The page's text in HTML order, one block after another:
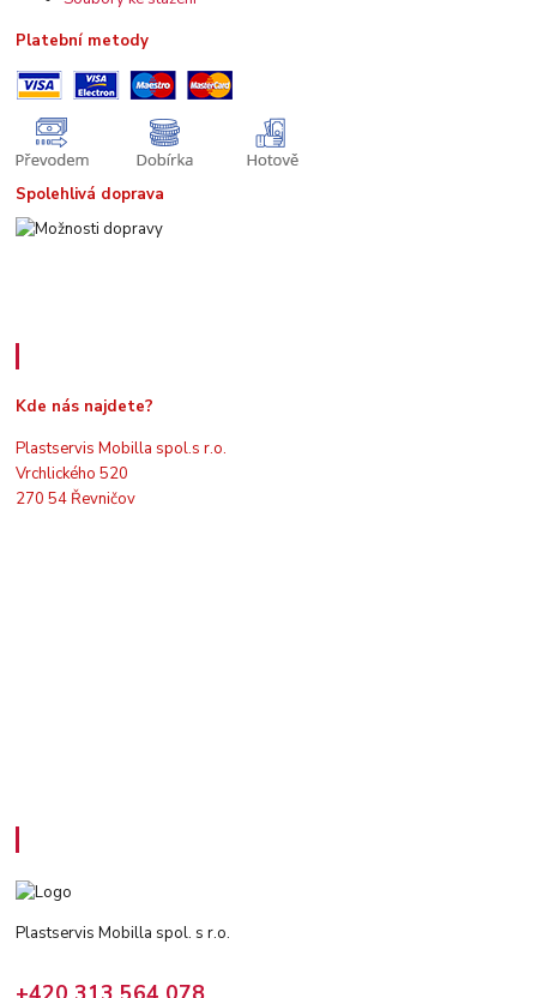
Platební metody
Spolehlivá doprava
Kde nás najdete?
Plastservis Mobilla spol.s r.o.
Vrchlického 520
270 54 Řevničov
Plastservis Mobilla spol. s r.o.